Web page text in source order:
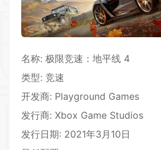
名称: 极限竞速：地平线 4
类型: 竞速
开发商: Playground Games
发行商: Xbox Game Studios
发行日期: 2021年3月10日